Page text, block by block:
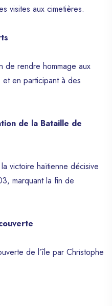
visites aux cimetières.
de rendre hommage aux
en participant à des
de la Bataille de
victoire haïtienne décisive
marquant la fin de
de l’île par Christophe